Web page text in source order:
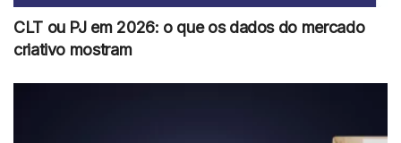
CLT ou PJ em 2026: o que os dados do mercado
criativo mostram